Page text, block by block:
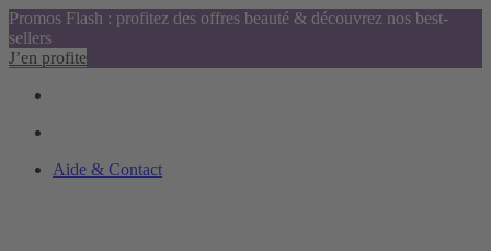
Promos Flash : profitez des offres beauté & découvrez nos best-
sellers
J’en profite
Aide & Contact